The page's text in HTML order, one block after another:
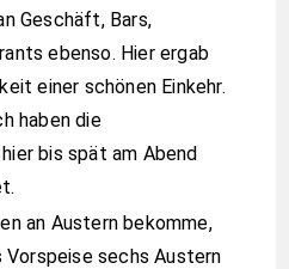
Geschäft, Bars,
ebenso. Hier ergab
einer schönen Einkehr.
haben die
bis spät am Abend
an Austern bekomme,
Vorspeise sechs Austern